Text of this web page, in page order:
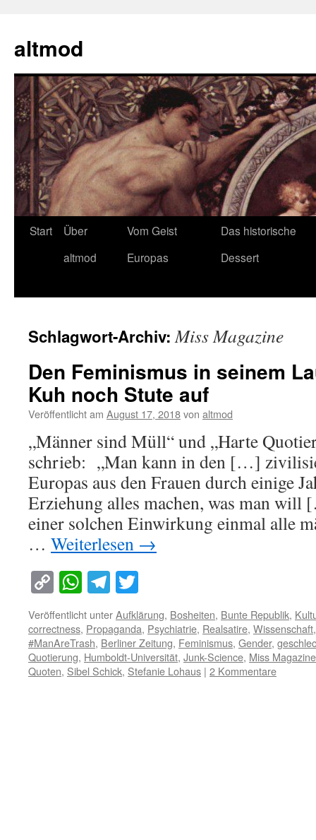
springen
altmod
Start
Über
altmod
Vom Geist
Europas
Das historische
Dessert
Schlagwort-Archiv:Miss Magazine
Den Feminismus in seinem
Kuh noch Stute auf
Veröffentlicht am August 17, 2018von altmod
„Männer sind Müll“ und „Harte
schrieb: „Man kann in den […]
Europas aus den Frauen durch einige
Erziehung alles machen, was man
einer solchen Einwirkung einmal alle
… Weiterlesen →
Copy
Link
WhatsApp
Telegram
Veröffentlicht unterAufklärung, Bosheiten, Bunte Republik,
correctness, Propaganda, Psychiatrie, Realsatire, Wissenschaft
#ManAreTrash, Berliner Zeitung, Feminismus, Gender,
Quotierung, Humboldt-Universität, Junk-Science, Miss Magazine
Quoten, Sibel Schick, Stefanie Lohaus | 2 Kommentare